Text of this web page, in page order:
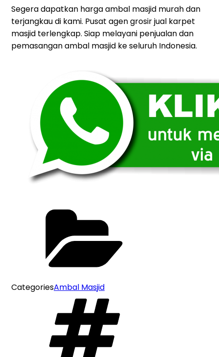
Segera dapatkan harga ambal masjid murah dan
terjangkau di kami. Pusat agen grosir jual karpet
masjid terlengkap. Siap melayani penjualan dan
pemasangan ambal masjid ke seluruh Indonesia.
CategoriesAmbal Masjid